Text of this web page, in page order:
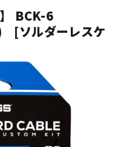
ウクレレ
パーカッション
BCK-6
ソルダーレスケ